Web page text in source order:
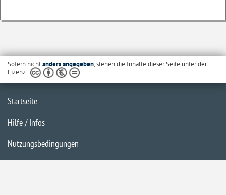
Sofern nichtanders angegeben, stehen die Inhalte dieser Seite unter der
Lizenz
Startseite
Hilfe / Infos
Nutzungsbedingungen